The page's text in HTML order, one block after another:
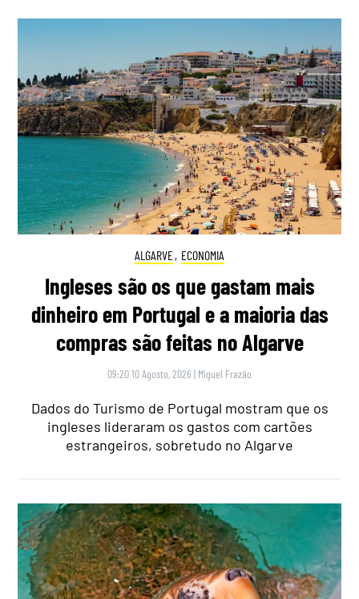
ALGARVE, ECONOMIA
Ingleses são os que gastam mais
dinheiro em Portugal e a maioria das
compras são feitas no Algarve
09:20 10 Agosto, 2026 | Miguel Frazão
Dados do Turismo de Portugal mostram que os
ingleses lideraram os gastos com cartões
estrangeiros, sobretudo no Algarve